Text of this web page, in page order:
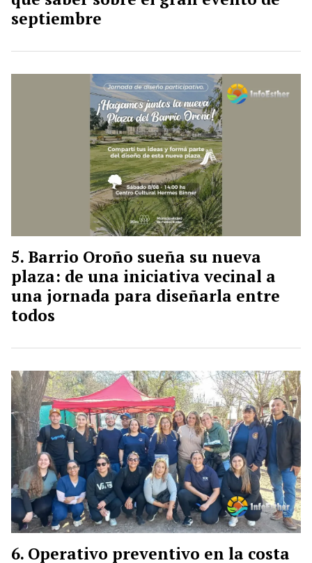
septiembre
Barrio Oroño sueña su nueva
plaza: de una iniciativa vecinal a
una jornada para diseñarla entre
todos
Operativo preventivo en la costa